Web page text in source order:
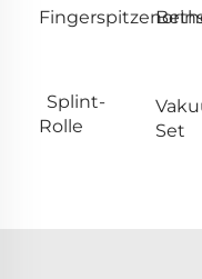
Splint-
Rolle
Set